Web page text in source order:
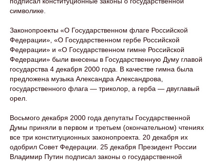
символике.
Законопроекты «О Государственном флаге Российской
Федерации», «О Государственном гербе Российской
Федерации» и «О Государственном гимне Российской
Федерации» были внесены в Государственную Думу главой
государства 4 декабря 2000 года. В качестве гимна была
предложена музыка Александра Александрова,
государственного флага — триколор, а герба — двуглавый
орел.
Восьмого декабря 2000 года депутаты Государственной
Думы приняли в первом и третьем (окончательном) чтениях
все три конституционных законопроекта. 20 декабря их
одобрил Совет Федерации. 25 декабря Президент России
Владимир Путин подписал законы о государственной